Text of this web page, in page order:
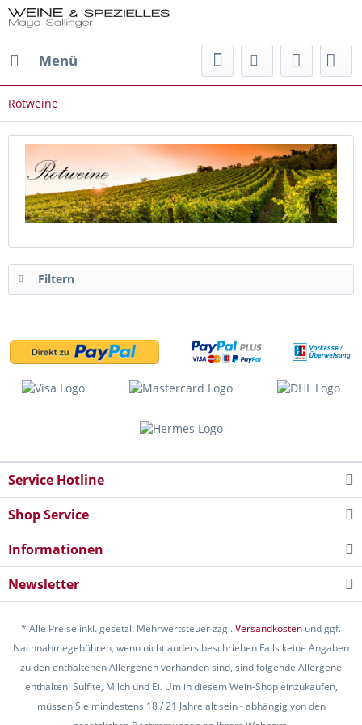
Menü
Rotweine
Filtern
Service Hotline
Shop Service
Informationen
Newsletter
* Alle Preise inkl. gesetzl. Mehrwertsteuer zzgl.Versandkosten und ggf.
Nachnahmegebühren, wenn nicht anders beschrieben Falls keine Angaben
zu den enthaltenen Allergenen vorhanden sind, sind folgende Allergene
enthalten: Sulfite, Milch und Ei. Um in diesem Wein-Shop einzukaufen,
müssen Sie mindestens 18 / 21 Jahre alt sein - abhängig von den